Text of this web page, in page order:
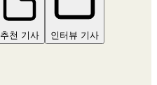
추천 기사 인터뷰 기사